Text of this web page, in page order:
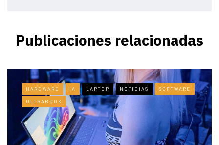
Publicaciones relacionadas
HARDWARE IA LAPTOP NOTICIAS SOFTWARE
ULTRABOOK